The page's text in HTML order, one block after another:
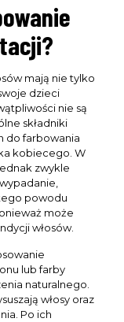
mają nie tylko
dzieci
nie są
składniki
do farbowania
kobiecego. W
zwykle
powodu
może
włosów.
lub farby
naturalnego.
włosy oraz
Po ich